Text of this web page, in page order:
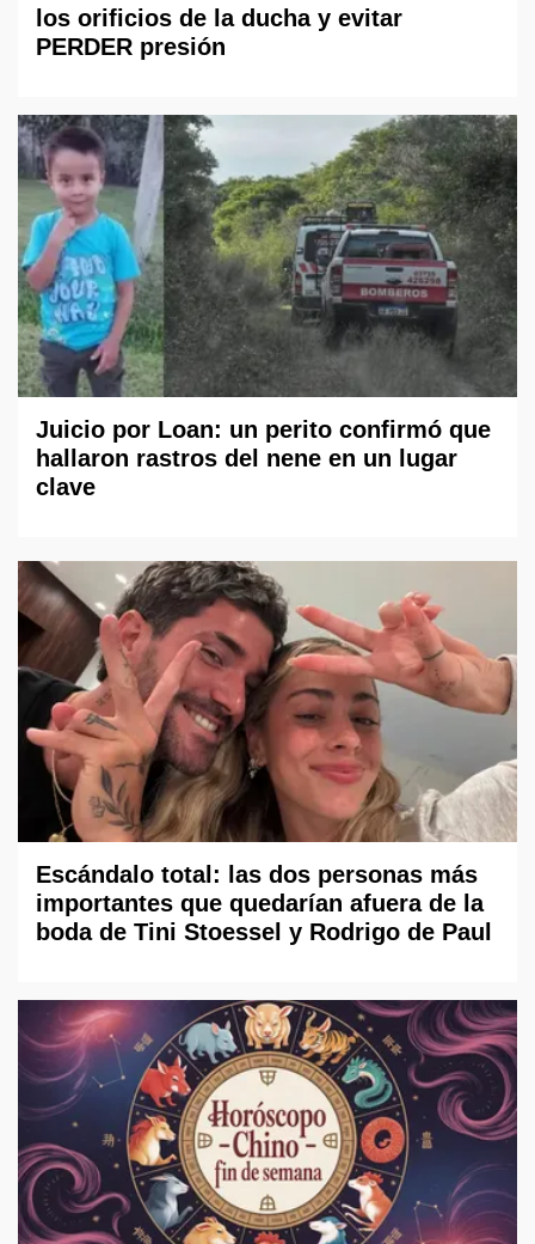
los orificios de la ducha y evitar
PERDER presión
Juicio por Loan: un perito confirmó que
hallaron rastros del nene en un lugar
clave
Escándalo total: las dos personas más
importantes que quedarían afuera de la
boda de Tini Stoessel y Rodrigo de Paul